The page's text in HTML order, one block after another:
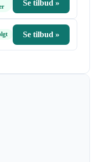
Se tilbud »
Se tilbud »